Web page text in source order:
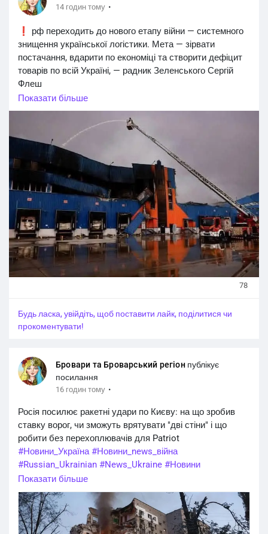
14 годин тому ·
❗️ рф переходить до нового етапу війни — системного
знищення української логістики. Мета — зірвати
постачання, вдарити по економіці та створити дефіцит
товарів по всій Україні, — радник Зеленського Сергій
Флеш
📍росія здатна запускати по Україні близько 100
балістичних ракет щомісяця.
📍Після ударів по логістичних центрах ROZETKA,
«Епіцентру», «Нової пошти», складах продуктових
мереж і виробничих підприємствах атаки на цивільну
логістику продовжаться.
📍Мета таких ударів — руйнування логістики, зрив
постачання товарів, ускладнення роботи бізнесу,
розрив логістичних ланцюгів і створення дефіциту
окремих товарів.
📍Для вибору цілей використовуються відкриті дані
про розташування великих логістичних об'єктів, а також
агентура, яка збирає інформацію про рух транспорту та
місці, використовувати менші складські приміщення та
диверсифікувати логістику.
збереження роботи підприємств в умовах системних
атак на економічну та логістичну інфраструктуру
України.
#Russian_Ukrainian #News_Ukraine #Новини
#Новини_news #Ukrainian_news #жертви_війни
Показати більше
78
Будь ласка, увійдіть, щоб поставити лайк, поділитися чи
прокоментувати!
Бровари та Броварський регіон публікує
посилання
16 годин тому ·
Росія посилює ракетні удари по Києву: на що зробив
ставку ворог, чи зможуть врятувати "дві стіни" і що
робити без перехоплювачів для Patriot
#Новини_Україна #Новини_news_війна
#Russian_Ukrainian #News_Ukraine #Новини
#Новини_news
#Ukrainian_newshttps://brovaryregion.in.ua/?p=50298
Показати більше